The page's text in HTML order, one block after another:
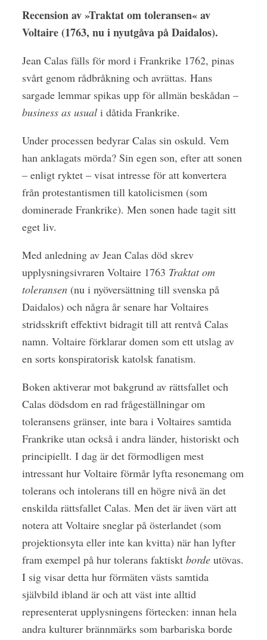
Recension av »Traktat om toleransen« av
Voltaire (1763, nu i nyutgåva på Daidalos).
Jean Calas fälls för mord i Frankrike 1762, pinas
svårt genom rådbråkning och avrättas. Hans
sargade lemmar spikas upp för allmän beskådan –
business as usuali dåtida Frankrike.
Under processen bedyrar Calas sin oskuld. Vem
han anklagats mörda? Sin egen son, efter att sonen
– enligt ryktet – visat intresse för att konvertera
från protestantismen till katolicismen (som
dominerade Frankrike). Men sonen hade tagit sitt
eget liv.
Med anledning av Jean Calas död skrev
upplysningsivraren Voltaire 1763 Traktat om
toleransen(nu i nyöversättning till svenska på
Daidalos) och några år senare har Voltaires
stridsskrift effektivt bidragit till att rentvå Calas
namn. Voltaire förklarar domen som ett utslag av
en sorts konspiratorisk katolsk fanatism.
Boken aktiverar mot bakgrund av rättsfallet och
Calas dödsdom en rad frågeställningar om
toleransens gränser, inte bara i Voltaires samtida
Frankrike utan också i andra länder, historiskt och
principiellt. I dag är det förmodligen mest
intressant hur Voltaire förmår lyfta resonemang om
tolerans och intolerans till en högre nivå än det
enskilda rättsfallet Calas. Men det är även värt att
notera att Voltaire sneglar på österlandet (som
projektionsyta eller inte kan kvitta) när han lyfter
fram exempel på hur tolerans faktiskt bordeutövas.
I sig visar detta hur förmäten västs samtida
självbild ibland är och att väst inte alltid
representerat upplysningens förtecken: innan hela
andra kulturer brännmärks som barbariska borde